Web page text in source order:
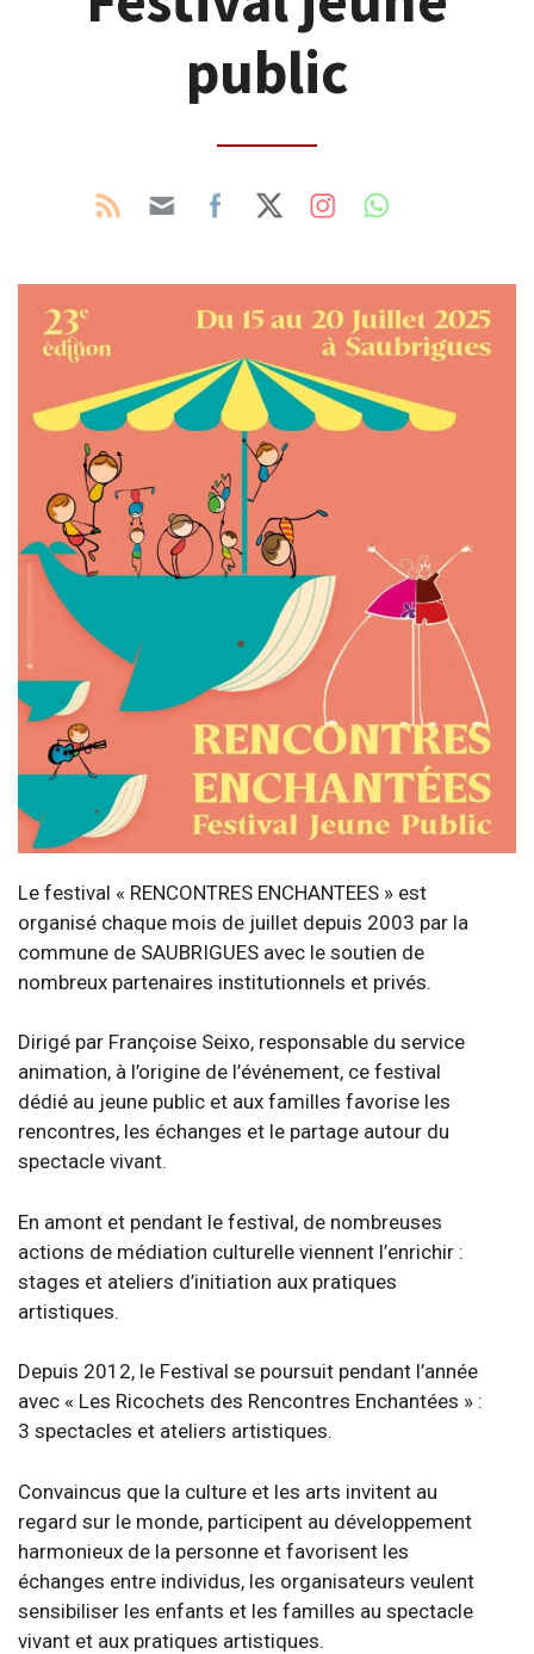
public
Le festival « RENCONTRES ENCHANTEES » est
organisé chaque mois de juillet depuis 2003 par la
commune de SAUBRIGUES avec le soutien de
nombreux partenaires institutionnels et privés.
Dirigé par Françoise Seixo, responsable du service
animation, à l’origine de l’événement, ce festival
dédié au jeune public et aux familles favorise les
rencontres, les échanges et le partage autour du
spectacle vivant.
En amont et pendant le festival, de nombreuses
actions de médiation culturelle viennent l’enrichir :
stages et ateliers d’initiation aux pratiques
artistiques.
Depuis 2012, le Festival se poursuit pendant l’année
avec « Les Ricochets des Rencontres Enchantées » :
3 spectacles et ateliers artistiques.
Convaincus que la culture et les arts invitent au
regard sur le monde, participent au développement
harmonieux de la personne et favorisent les
échanges entre individus, les organisateurs veulent
sensibiliser les enfants et les familles au spectacle
vivant et aux pratiques artistiques.